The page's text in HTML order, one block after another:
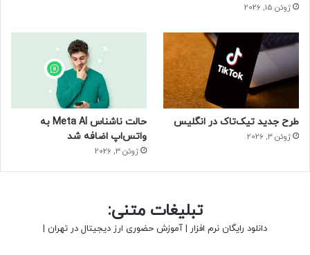
ژوئن 15, 2026
طرح جدید تیک‌تاک در انگلیس
ژوئن 3, 2026
حالت ناشناس Meta AI به
واتس‌اپ اضافه شد
ژوئن 3, 2026
تبلیغات متنی:
دانلود رایگان نرم افزار | آموزش حضوری ارز دیجیتال در تهران |